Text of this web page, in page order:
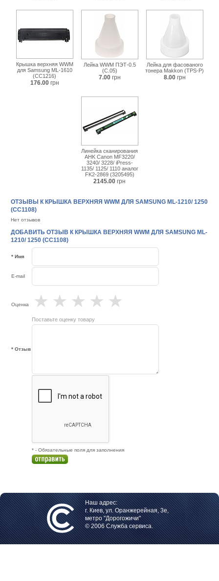
Крышка верхняя WWM
для Samsung ML-1610
(CC1216)
176.00 грн
Лейка WWM ПЭТ-0.5
(C.05)
7.00 грн
Лейка для фасованого
тонера Makkon (TPS-P)
8.00 грн
Линейка сканирования
AHK Canon MF3220/
3240/ 3228/ iPress-
1135/ 1125/ 1110 аналог
FK2-2869 (3205495)
2145.00 грн
ОТЗЫВЫ К КРЫШКА ВЕРХНЯЯ WWM ДЛЯ SAMSUNG ML-1210/ 1250
(CC1108)
Нет отзывов
ДОБАВИТЬ ОТЗЫВ К КРЫШКА ВЕРХНЯЯ WWM ДЛЯ SAMSUNG ML-
1210/ 1250 (CC1108)
* Имя
E-mail
Оценка ★
★
★
★
★
Поставьте оценку товару
* Отзыв
* - Обязательные поля для заполнения
Наш адрес:
г. Киев, ул. Оранжерейная, 3е,
метро "Дорогожичи"
© 2006 Служба сервиса.